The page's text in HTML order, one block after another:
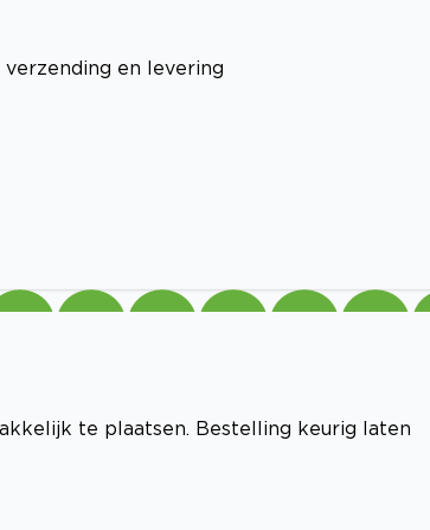
en levering
te plaatsen. Bestelling keurig laten